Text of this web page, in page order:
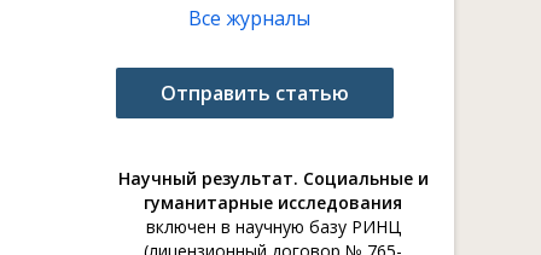
Все журналы
Отправить статью
Научный результат. Социальные и
гуманитарные исследования
включен в научную базу РИНЦ